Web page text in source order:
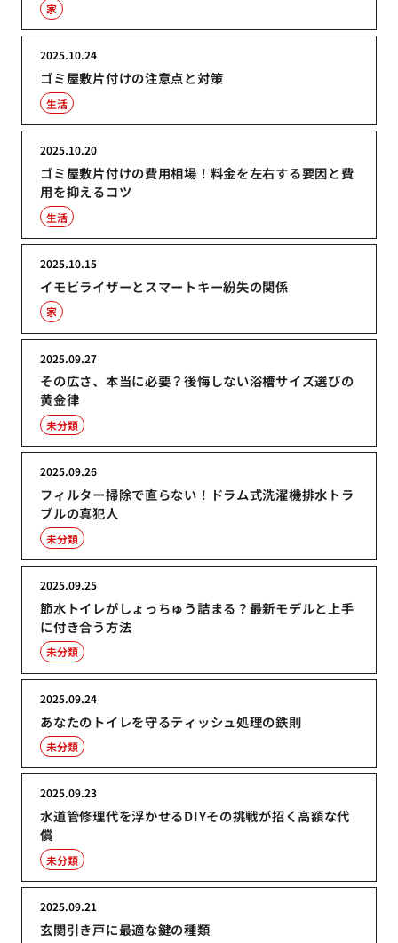
家
ゴミ屋敷片付けの注意点と対策
2025.10.24
生活
ゴミ屋敷片付けの費用相場！料金を左右する要因と費
用を抑えるコツ
2025.10.20
生活
イモビライザーとスマートキー紛失の関係
2025.10.15
家
その広さ、本当に必要？後悔しない浴槽サイズ選びの
黄金律
2025.09.27
未分類
フィルター掃除で直らない！ドラム式洗濯機排水トラ
ブルの真犯人
2025.09.26
未分類
節水トイレがしょっちゅう詰まる？最新モデルと上手
に付き合う方法
2025.09.25
未分類
あなたのトイレを守るティッシュ処理の鉄則
2025.09.24
未分類
水道管修理代を浮かせるDIYその挑戦が招く高額な代
償
2025.09.23
未分類
玄関引き戸に最適な鍵の種類
2025.09.21